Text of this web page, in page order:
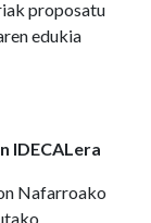
proposatu
edukia
IDECALera
Nafarroako